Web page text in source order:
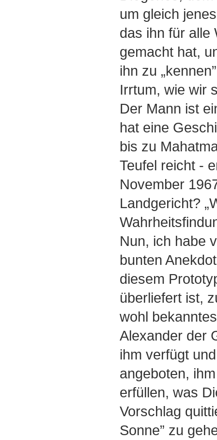
um gleich
das ihn für alle
gemacht hat,
ihn zu
Irrtum, wie wir
Der Mann ist
hat eine
bis zu
Teufel reicht -
November
Landgericht?
Nun, ich habe
bunten
diesem
überliefert ist,
wohl
Alexander der
ihm verfügt
angeboten,
erfüllen, was
Vorschlag
Sonne” zu